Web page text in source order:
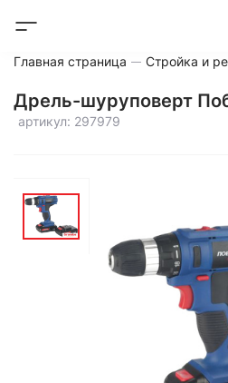
Главная страница Стройка и
Дрель-шуруповерт
артикул: 297979